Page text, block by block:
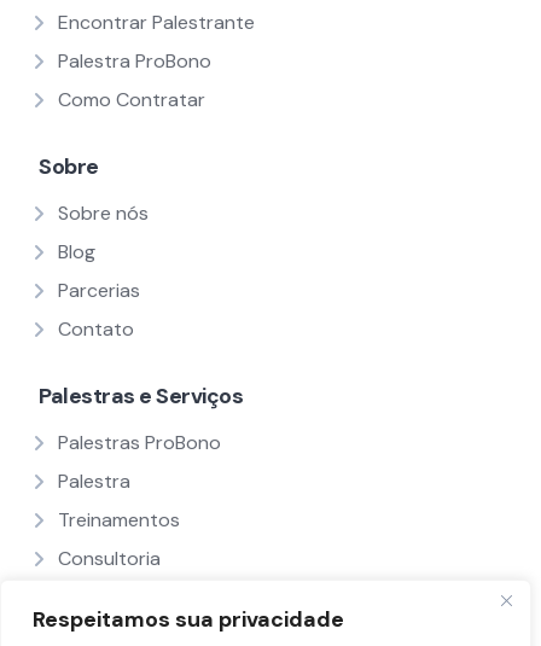
Respeitamos sua privacidade
Encontrar Palestrante
Palestra ProBono
Como Contratar
Sobre
Sobre nós
Blog
Parcerias
Contato
Palestras e Serviços
Palestras ProBono
Palestra
Treinamentos
Consultoria